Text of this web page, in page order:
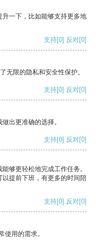
一下，比如能够支持更多地
支持[0] 反对[0]
无限的隐私和安全性保护。
支持[0] 反对[0]
出更准确的选择。
支持[0] 反对[0]
够更轻松地完成工作任务。
提前下班，有更多的时间陪
支持[0] 反对[0]
使用的需求。